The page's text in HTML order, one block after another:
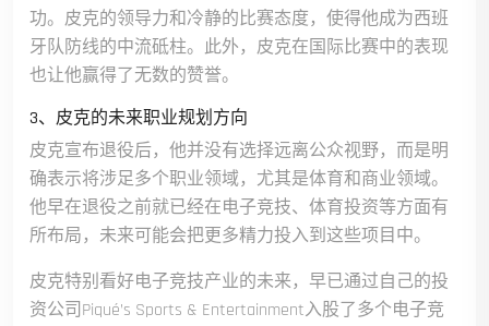
功。皮克的领导力和冷静的比赛态度，使得他成为西班
牙队防线的中流砥柱。此外，皮克在国际比赛中的表现
也让他赢得了无数的赞誉。
3、皮克的未来职业规划方向
皮克宣布退役后，他并没有选择远离公众视野，而是明
确表示将涉足多个职业领域，尤其是体育和商业领域。
他早在退役之前就已经在电子竞技、体育投资等方面有
所布局，未来可能会把更多精力投入到这些项目中。
皮克特别看好电子竞技产业的未来，早已通过自己的投
资公司Piqué’s Sports & Entertainment入股了多个电子竞